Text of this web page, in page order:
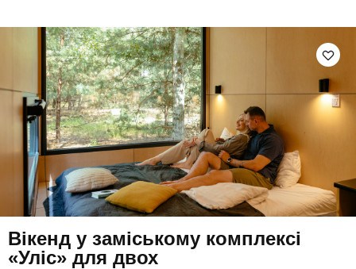
Вікенд у заміському комплексі
«Уліс» для двох